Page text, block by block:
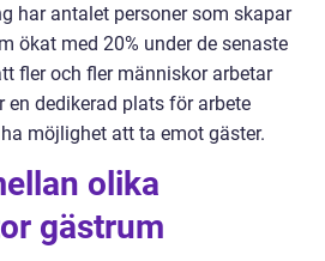
har antalet personer som skapar
ökat med 20% under de senaste
fler och fler människor arbetar
en dedikerad plats för arbete
möjlighet att ta emot gäster.
olika
gästrum